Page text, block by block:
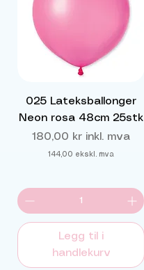
025 Lateksballonger
Neon rosa 48cm 25stk
Pris
180,00 kr inkl. mva
144,00 ekskl. mva
Legg til i
handlekurv